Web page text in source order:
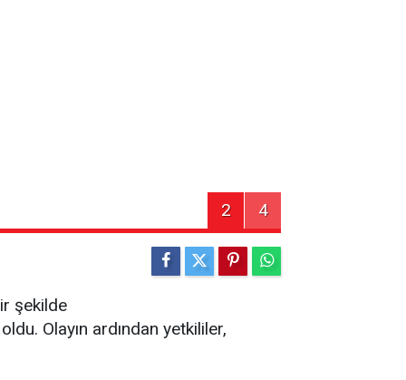
2 4
şekilde
Olayın ardından yetkililer,